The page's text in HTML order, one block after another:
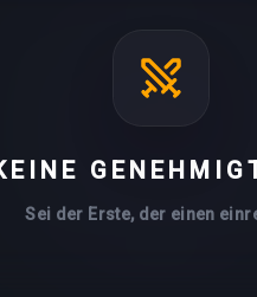
Sei der Erste, der einen